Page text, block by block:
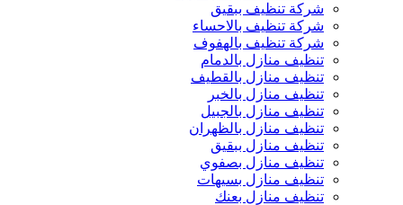
شركة تنظيف ببقيق
شركة تنظيف بالاحساء
شركة تنظيف بالهفوف
تنظيف منازل بالدمام
تنظيف منازل بالقطيف
تنظيف منازل بالخبر
تنظيف منازل بالجبيل
تنظيف منازل بالظهران
تنظيف منازل ببقيق
تنظيف منازل بصفوي
تنظيف منازل بسيهات
تنظيف منازل بعنك